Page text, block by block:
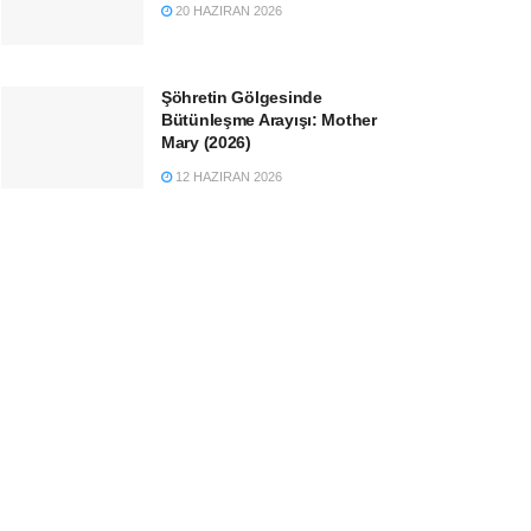
20 HAZIRAN 2026
Şöhretin Gölgesinde
Bütünleşme Arayışı: Mother
Mary (2026)
12 HAZIRAN 2026